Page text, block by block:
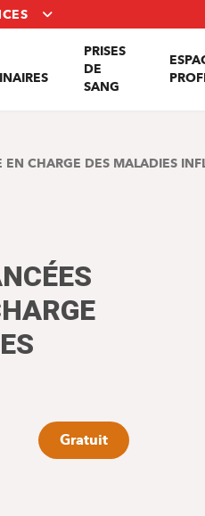
PRISES
DE
SANG
CHARGE DES MALADIES
Gratuit